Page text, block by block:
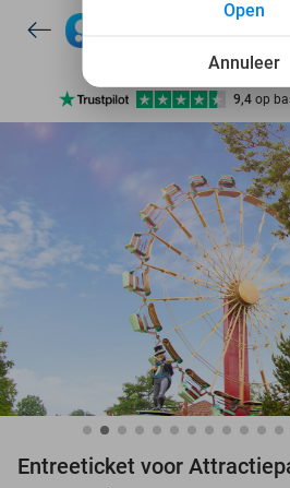
7 dagen per week
10+ miljoen
9,4 op
Ontdek
7 dagen per week
10+ miljoen
Entreeticket voor
Annuleer
Open